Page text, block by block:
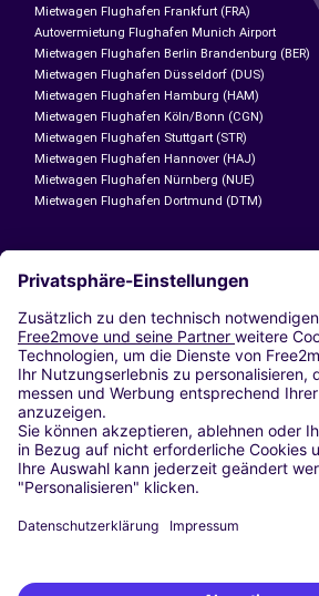
Mietwagen Flughafen Frankfurt (FRA)
Autovermietung Flughafen Munich Airport
Mietwagen Flughafen Berlin Brandenburg (BER)
Mietwagen Flughafen Düsseldorf (DUS)
Mietwagen Flughafen Hamburg (HAM)
Mietwagen Flughafen Köln/Bonn (CGN)
Mietwagen Flughafen Stuttgart (STR)
Mietwagen Flughafen Hannover (HAJ)
Mietwagen Flughafen Nürnberg (NUE)
Mietwagen Flughafen Dortmund (DTM)
CARSHARING
UNSERE STÄDTE
Paris
Madrid
Washington DC
Mailand
Rom
Turin
Wien
Berlin
Düsseldorf